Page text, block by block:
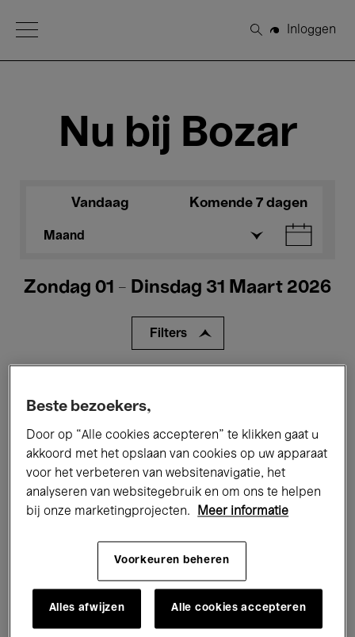
Open Menu
Zoeken
Inloggen
Nu bij Bozar
Vandaag Komende 7 dagen
Maand
Zondag 01 - Dinsdag 31 Maart 2026
Filters
Performances Lezingen & Debatten
Jazz Klassieke Muziek Global Music
Onderwijs Rondleidingen
Beste bezoekers,
Door op “Alle cookies accepteren” te klikken gaat u
akkoord met het opslaan van cookies op uw apparaat
voor het verbeteren van websitenavigatie, het
analyseren van websitegebruik en om ons te helpen
bij onze marketingprojecten.
Meer informatie
Voorkeuren beheren
Alles afwijzen Alle cookies accepteren